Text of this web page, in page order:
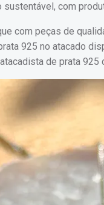
com
com peças de
925 no atacado
de prata